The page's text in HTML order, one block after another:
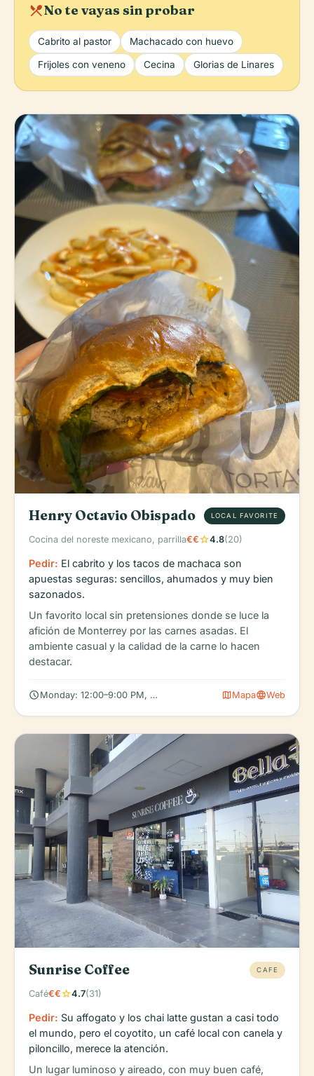
local_diningNo te vayas sin probar
Cabrito al pastor Machacado con huevo
Frijoles con veneno Cecina Glorias de Linares
Henry Octavio Obispado LOCAL FAVORITE
Cocina del noreste mexicano, parrilla€€star4.8(20)
Pedir: El cabrito y los tacos de machaca son
apuestas seguras: sencillos, ahumados y muy bien
sazonados.
Un favorito local sin pretensiones donde se luce la
afición de Monterrey por las carnes asadas. El
ambiente casual y la calidad de la carne lo hacen
destacar.
schedule Monday: 12:00–9:00 PM, Tuesday: 12:00–9:00 PM,
mapMapalanguageWeb
Sunrise Coffee CAFE
Café€€star4.7(31)
Pedir: Su affogato y los chai latte gustan a casi todo
el mundo, pero el coyotito, un café local con canela y
piloncillo, merece la atención.
Un lugar luminoso y aireado, con muy buen café,